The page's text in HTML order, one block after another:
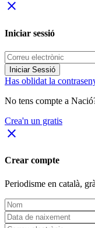
close
Iniciar sessió
Iniciar Sessió
Has oblidat la
No tens compte a
Crea'n un gratis
close
Crear compte
Periodisme en català,